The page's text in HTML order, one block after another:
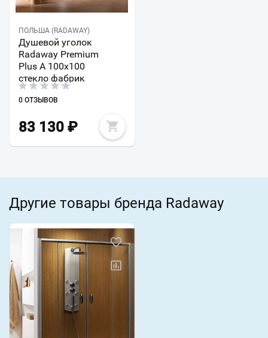
ПОЛЬША (RADAWAY)
Душевой уголок
Radaway Premium
Plus A 100x100
стекло фабрик
0 ОТЗЫВОВ
83 130 ₽
Другие товары бренда Radaway